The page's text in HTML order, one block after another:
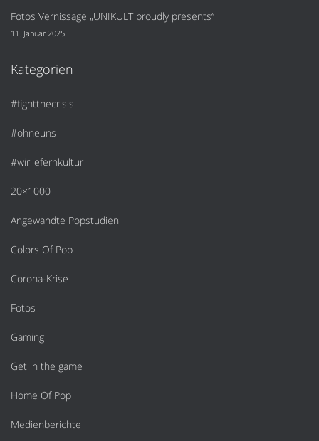
Fotos Vernissage „UNIKULT proudly presents“
11. Januar 2025
Kategorien
#fightthecrisis
#ohneuns
#wirliefernkultur
20×1000
Angewandte Popstudien
Colors Of Pop
Corona-Krise
Fotos
Gaming
Get in the game
Home Of Pop
Medienberichte